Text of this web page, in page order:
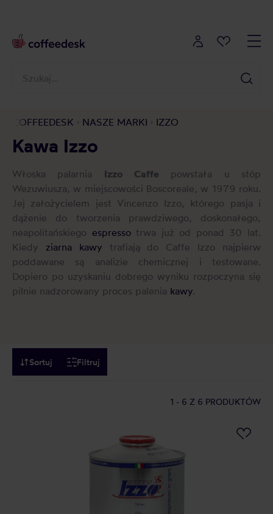
COFFEEDESK NASZE MARKI IZZO
Kawa Izzo
Włoska palarnia Izzo Caffe powstała u stóp
Wezuwiusza, w miejscowości Boscoreale, w 1979 roku.
Jej założycielem jest Vincenzo Izzo, którego pasja i
dążenie do tworzenia prawdziwego, doskonałego,
neapolitańskiego espressotrwa już od ponad 30 lat.
Kiedy ziarna kawy trafiają do Caffe Izzo najpierw
poddawane są analizie chemicznej i testowane.
Dopiero po uzyskaniu dobrego wyniku rozpoczyna się
pilnie nadzorowany proces palenia kawy.
Sortuj Filtruj
1 - 6 Z 6 PRODUKTÓW